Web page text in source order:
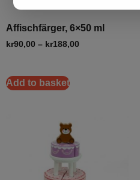
Affischfärger, 6×50 ml
kr90,00 – kr188,00
Add to basket